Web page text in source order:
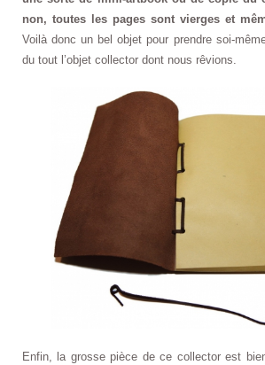
non, toutes les pages sont vierges et
Voilà donc un bel objet pour prendre soi-
du tout l’objet collector dont nous rêvions.
Enfin, la grosse pièce de ce collector est